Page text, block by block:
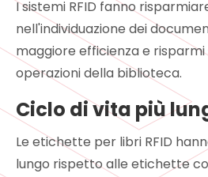
I sistemi RFID fanno
nell'individuazione dei
maggiore efficienza e risparmi
operazioni della biblioteca.
Ciclo di vita più
Le etichette per libri RFID
lungo rispetto alle etichette